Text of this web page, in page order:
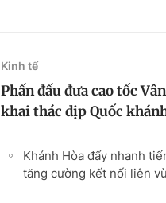
Kinh tế
Phấn đấu đưa cao tốc
khai thác dịp Quốc
Khánh Hòa đẩy nhanh
tăng cường kết nối liên